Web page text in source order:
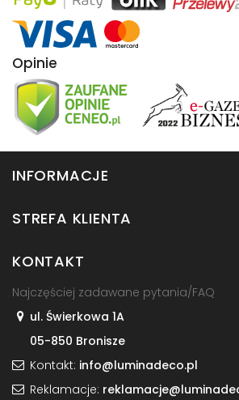
Opinie
INFORMACJE
STREFA KLIENTA
KONTAKT
Najczęściej zadawane pytania/FAQ
ul. Świerkowa 1A
05-850 Bronisze
Kontakt: info@luminadeco.pl
Reklamacje: